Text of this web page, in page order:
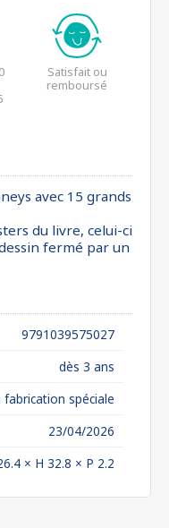
Satisfait ou
remboursé
avec 15 grands
du livre, celui-ci
fermé par un
9791039575027
dès 3 ans
spéciale
23/04/2026
× H 32.8 × P 2.2